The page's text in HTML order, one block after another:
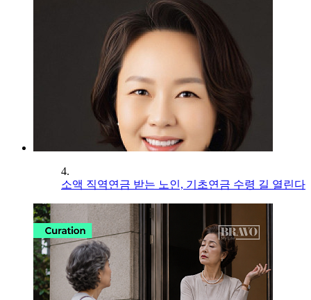
4.
소액 직역연금 받는 노인, 기초연금 수령 길 열린다